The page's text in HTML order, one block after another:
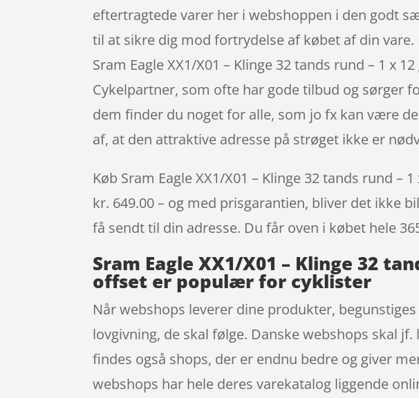
eftertragtede varer her i webshoppen i den godt
til at sikre dig mod fortrydelse af købet af din
Sram Eagle XX1/X01 – Klinge 32 tands rund – 1 x
Cykelpartner, som ofte har gode tilbud og sørger
dem finder du noget for alle, som jo fx kan være
af, at den attraktive adresse på strøget ikke er
Køb Sram Eagle XX1/X01 – Klinge 32 tands rund
kr. 649.00 – og med prisgarantien, bliver det ikke
få sendt til din adresse. Du får oven i købet hele
Sram Eagle XX1/X01 – Klinge 32
offset er populær for cyklister
Når webshops leverer dine produkter,
lovgivning, de skal følge. Danske webshops skal
findes også shops, der er endnu bedre og giver
webshops har hele deres varekatalog liggende